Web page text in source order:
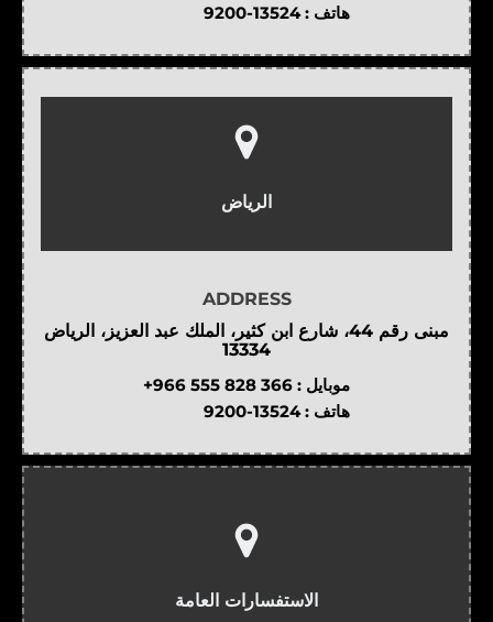
هاتف : 9200-13524
الرياض
ADDRESS
مبنى رقم 44، شارع ابن كثير، الملك عبد العزيز، الرياض
13334
موبايل : +966 555 828 366
هاتف : 9200-13524
الاستفسارات العامة